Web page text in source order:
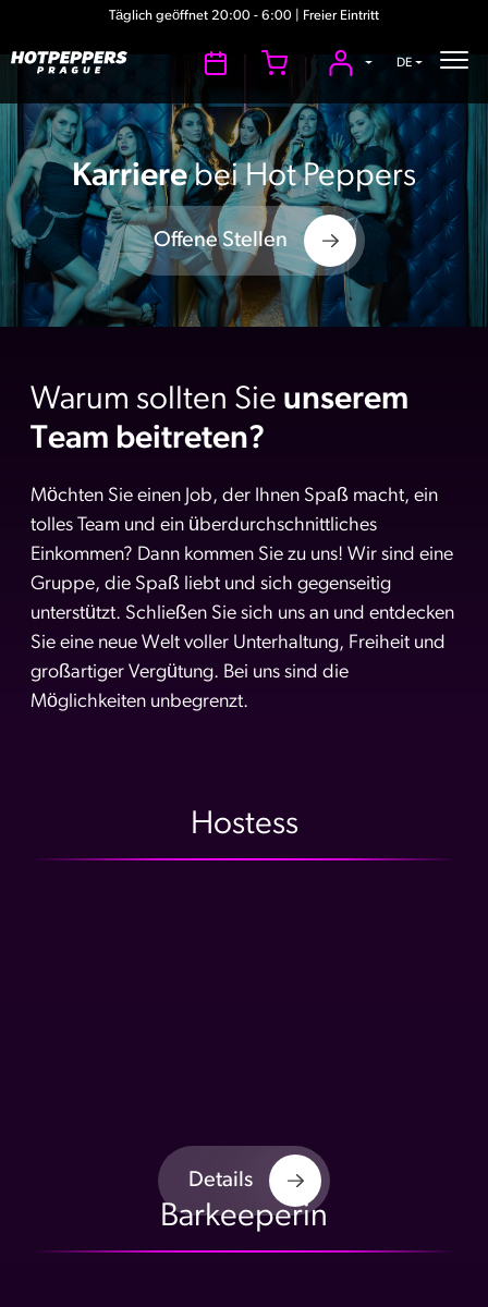
DE
Täglich geöffnet 20:00 - 6:00 | Freier Eintritt
Karrierebei Hot Peppers
Offene Stellen
Warum sollten Sie unserem
Team beitreten?
Möchten Sie einen Job, der Ihnen Spaß macht, ein
tolles Team und ein überdurchschnittliches
Einkommen? Dann kommen Sie zu uns! Wir sind eine
Gruppe, die Spaß liebt und sich gegenseitig
unterstützt. Schließen Sie sich uns an und entdecken
Sie eine neue Welt voller Unterhaltung, Freiheit und
großartiger Vergütung. Bei uns sind die
Möglichkeiten unbegrenzt.
Hostess
Details
Barkeeperin